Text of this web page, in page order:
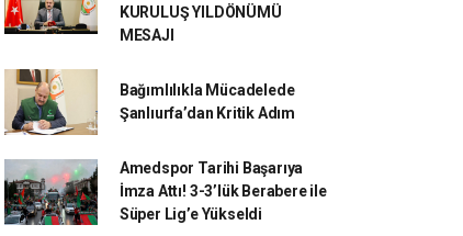
KURULUŞ YILDÖNÜMÜ
MESAJI
Bağımlılıkla Mücadelede
Şanlıurfa’dan Kritik Adım
Amedspor Tarihi Başarıya
İmza Attı! 3-3’lük Berabere ile
Süper Lig’e Yükseldi